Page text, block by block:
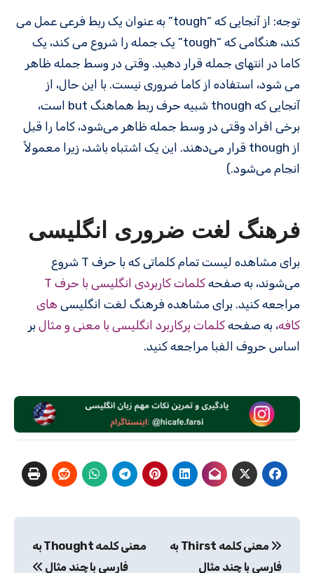
توجه: از آنجایی که “tough” به عنوان یک ربط فرعی عمل می
کند، هنگامی که “tough” یک جمله را شروع می کند، یک
کاما در انتهای جمله قرار دهید. وقتی در وسط جمله ظاهر
می شود، استفاده از کاما ضروری نیست. با این حال، از
آنجایی که though شبیه حرف ربط هماهنگ but است،
برخی افراد وقتی در وسط جمله ظاهر می‌شود، کاما را قبل
از though قرار می‌دهند. این یک اشتباه باشد، زیرا معمولاً
انجام می‌شود.)
فرهنگ لغت ضروری انگلیسی
برای مشاهده لیست تمام کلماتی که با حرف T شروع
می‌شوند، به صفحه کلمات کاربردی انگلیسی با حرف T
مراجعه کنید. برای مشاهده فرهنگ لغت انگلیسی های
کافه، به صفحه کلمات پرکاربرد انگلیسی با معنی و مثال بر
اساس حروف الفبا مراجعه کنید.
نوشته
معنی کلمه Thirst به
فارسی با چند مثال
معنی کلمه Thought به
فارسی با چند مثال